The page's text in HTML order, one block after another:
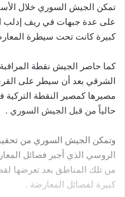
تمكن الجيش السوري خلال
على عدة جبهات في ريف إدلب
كبيرة كانت تحت سيطرة
كما حاصر الجيش نقطة المراقبة
الشرقي بعد أن سيطر على
مصيرها كمصير النقطة التركية
حالياً من قبل الجيش السوري .
وتمكن الجيش السوري من
الروسي الذي أجبر فصائل
من تلك المناطق بعد تعرضها
كبيرة لفصائل المعارضة .